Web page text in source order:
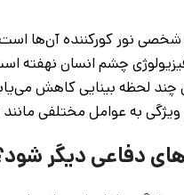
شخصی نور کورکننده آن‌ها
چشم انسان
لحظه بینایی کاهش
ویژگی به عوامل مختلفی
دفاعی دیگر